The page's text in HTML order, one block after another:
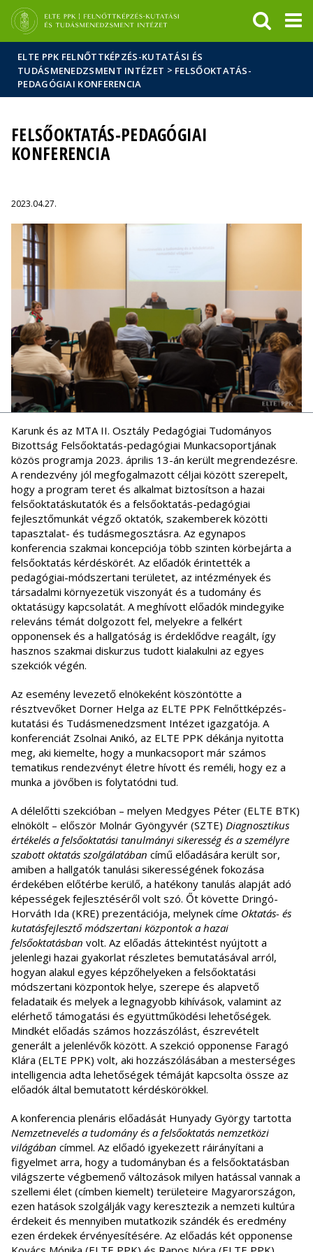
Hírek
Események
ELTE a
sajtóban
ELTE PPK FELNŐTTKÉPZÉS-KUTATÁSI ÉS
TUDÁSMENEDZSMENT INTÉZET > FELSŐOKTATÁS-
PEDAGÓGIAI KONFERENCIA
FELSŐOKTATÁS-PEDAGÓGIAI
KONFERENCIA
2023.04.27.
Karunk és az MTA II. Osztály Pedagógiai Tudományos
Bizottság Felsőoktatás-pedagógiai Munkacsoportjának
közös programja 2023. április 13-án került megrendezésre.
A rendezvény jól megfogalmazott céljai között szerepelt,
hogy a program teret és alkalmat biztosítson a hazai
felsőoktatáskutatók és a felsőoktatás-pedagógiai
fejlesztőmunkát végző oktatók, szakemberek közötti
tapasztalat- és tudásmegosztásra. Az egynapos
konferencia szakmai koncepciója több szinten körbejárta a
felsőoktatás kérdéskörét. Az előadók érintették a
pedagógiai-módszertani területet, az intézmények és
társadalmi környezetük viszonyát és a tudomány és
oktatásügy kapcsolatát. A meghívott előadók mindegyike
releváns témát dolgozott fel, melyekre a felkért
opponensek és a hallgatóság is érdeklődve reagált, így
hasznos szakmai diskurzus tudott kialakulni az egyes
szekciók végén.
Az esemény levezető elnökeként köszöntötte a
résztvevőket Dorner Helga az ELTE PPK Felnőttképzés-
kutatási és Tudásmenedzsment Intézet igazgatója. A
konferenciát Zsolnai Anikó, az ELTE PPK dékánja nyitotta
meg, aki kiemelte, hogy a munkacsoport már számos
tematikus rendezvényt életre hívott és reméli, hogy ez a
munka a jövőben is folytatódni tud.
A délelőtti szekcióban – melyen Medgyes Péter (ELTE BTK)
elnökölt – először Molnár Gyöngyvér (SZTE) Diagnosztikus
értékelés a felsőoktatási tanulmányi sikeresség és a személyre
szabott oktatás szolgálatában című előadására került sor,
amiben a hallgatók tanulási sikerességének fokozása
érdekében előtérbe kerülő, a hatékony tanulás alapját adó
képességek fejlesztéséről volt szó. Őt követte Dringó-
Horváth Ida (KRE) prezentációja, melynek címe Oktatás- és
kutatásfejlesztő módszertani központok a hazai
felsőoktatásban volt. Az előadás áttekintést nyújtott a
jelenlegi hazai gyakorlat részletes bemutatásával arról,
hogyan alakul egyes képzőhelyeken a felsőoktatási
módszertani központok helye, szerepe és alapvető
feladataik és melyek a legnagyobb kihívások, valamint az
elérhető támogatási és együttműködési lehetőségek.
Mindkét előadás számos hozzászólást, észrevételt
generált a jelenlévők között. A szekció opponense Faragó
Klára (ELTE PPK) volt, aki hozzászólásában a mesterséges
intelligencia adta lehetőségek témáját kapcsolta össze az
előadók által bemutatott kérdéskörökkel.
A konferencia plenáris előadását Hunyady György tartotta
Nemzetnevelés a tudomány és a felsőoktatás nemzetközi
világában címmel. Az előadó igyekezett ráirányítani a
figyelmet arra, hogy a tudományban és a felsőoktatásban
világszerte végbemenő változások milyen hatással vannak a
szellemi élet (címben kiemelt) területeire Magyarországon,
ezen hatások szolgálják vagy keresztezik a nemzeti kultúra
érdekeit és mennyiben mutatkozik szándék és eredmény
ezen érdekek érvényesítésére. Az előadás két opponense